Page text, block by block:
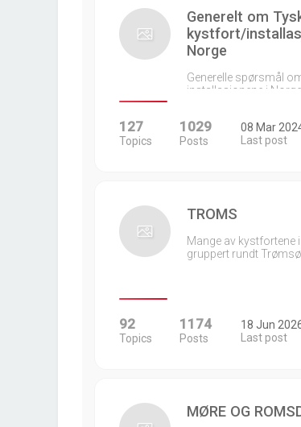
Generelt om
kystfort/
Norge
Generelle spørsmål
installasjonene i
127
Topics
1029
Posts
08 Mar
Last post
TROMS
Mange av kystfortene
gruppert rundt Trømsø
92
Topics
1174
Posts
18 Jun
Last post
MØRE OG